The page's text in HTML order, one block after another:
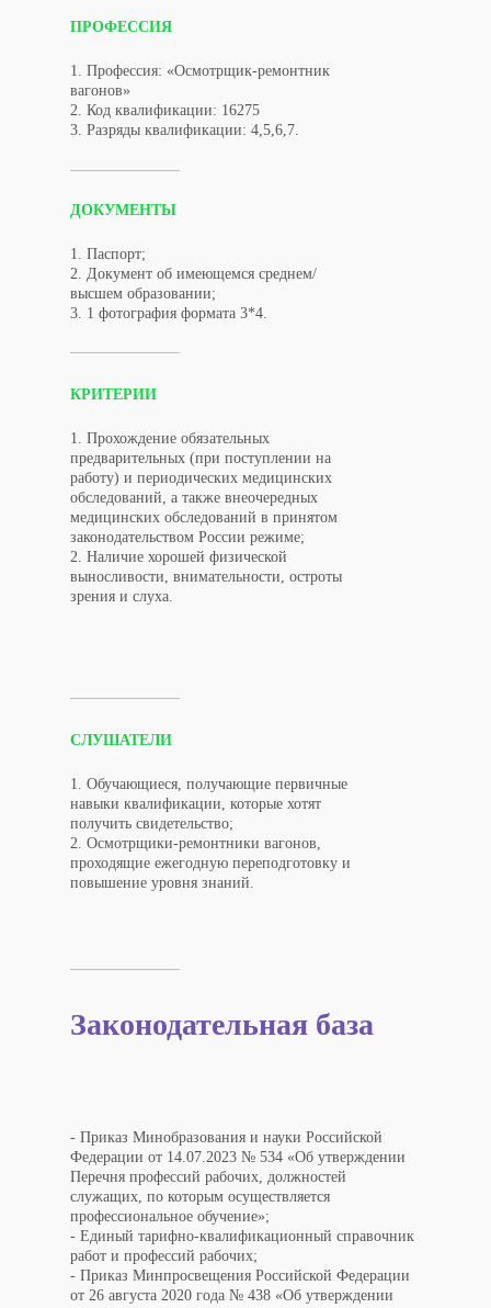
ПРОФЕССИЯ
ДОКУМЕНТЫ
СЛУШАТЕЛИ
КРИТЕРИИ
1. Профессия: «Осмотрщик-ремонтник
вагонов»
2. Код квалификации: 16275
3. Разряды квалификации: 4,5,6,7.
1. Паспорт;
2. Документ об имеющемся среднем/
высшем образовании;
3. 1 фотография формата 3*4.
1. Обучающиеся, получающие первичные
навыки квалификации, которые хотят
получить свидетельство;
2. Осмотрщики-ремонтники вагонов,
проходящие ежегодную переподготовку и
повышение уровня знаний.
1. Прохождение обязательных
предварительных (при поступлении на
работу) и периодических медицинских
обследований, а также внеочередных
медицинских обследований в принятом
законодательством России режиме;
2. Наличие хорошей физической
выносливости, внимательности, остроты
зрения и слуха.
Законодательная база
- Приказ Минобразования и науки Российской
Федерации от 14.07.2023 № 534 «Об утверждении
Перечня профессий рабочих, должностей
служащих, по которым осуществляется
профессиональное обучение»;
- Единый тарифно-квалификационный справочник
работ и профессий рабочих;
- Приказ Минпросвещения Российской Федерации
от 26 августа 2020 года № 438 «Об утверждении